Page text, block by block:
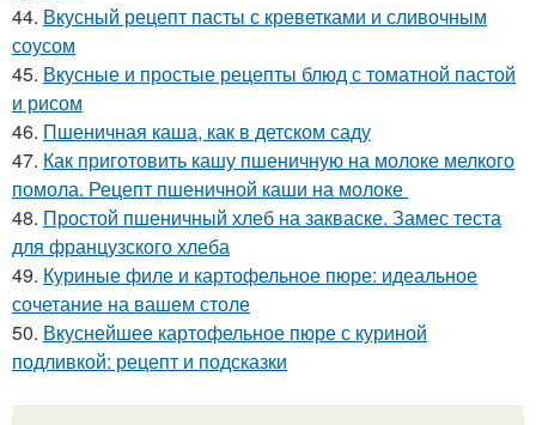
44. Вкусный рецепт пасты с креветками и сливочным
соусом
45. Вкусные и простые рецепты блюд с томатной пастой
и рисом
46. Пшеничная каша, как в детском саду
47. Как приготовить кашу пшеничную на молоке мелкого
помола. Рецепт пшеничной каши на молоке
48. Простой пшеничный хлеб на закваске. Замес теста
для французского хлеба
49. Куриные филе и картофельное пюре: идеальное
сочетание на вашем столе
50. Вкуснейшее картофельное пюре с куриной
подливкой: рецепт и подсказки